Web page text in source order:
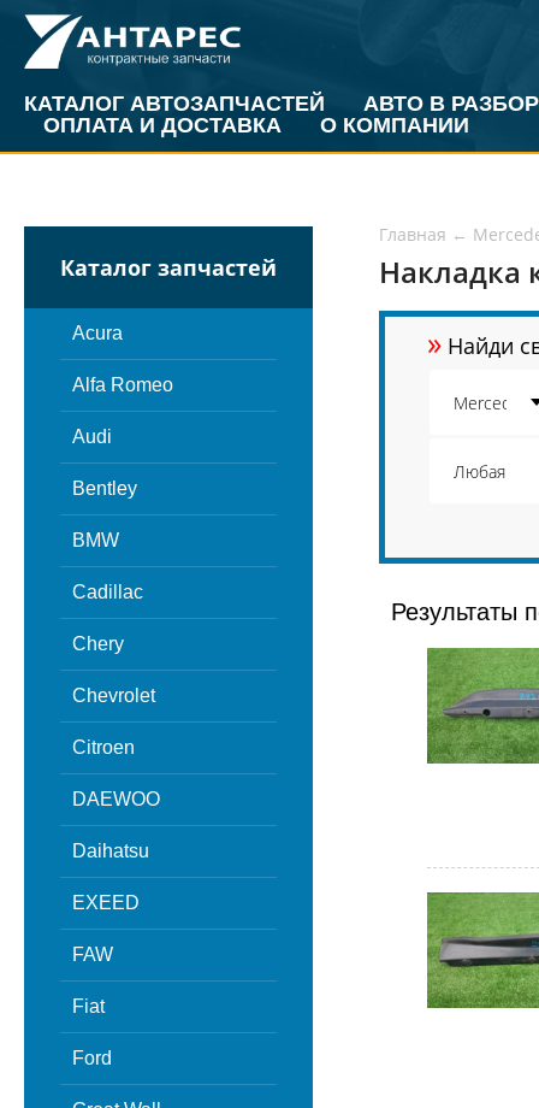
КАТАЛОГ АВТОЗАПЧАСТЕЙ
АВТО В РАЗБОР
ОПЛАТА И ДОСТАВКА
О КОМПАНИИ
Каталог запчастей
Acura
Alfa Romeo
Audi
Bentley
BMW
Cadillac
Chery
Chevrolet
Citroen
DAEWOO
Daihatsu
EXEED
FAW
Fiat
Ford
Главная ←
Накладка
» Найди
Результаты